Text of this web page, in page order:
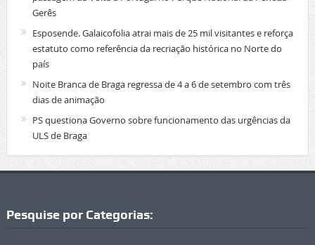
Gerês
Esposende. Galaicofolia atrai mais de 25 mil visitantes e reforça
estatuto como referência da recriação histórica no Norte do
país
Noite Branca de Braga regressa de 4 a 6 de setembro com três
dias de animação
PS questiona Governo sobre funcionamento das urgências da
ULS de Braga
Pesquise por Categorias: